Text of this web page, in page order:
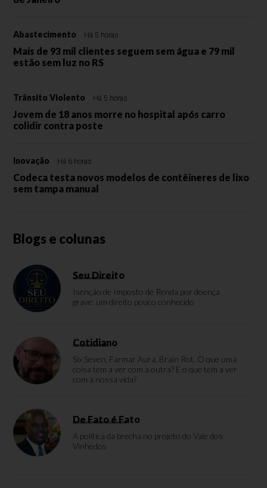
Abastecimento Há 5 horas
Mais de 93 mil clientes seguem sem água e 79 mil
estão sem luz no RS
Trânsito Violento Há 5 horas
Jovem de 18 anos morre no hospital após carro
colidir contra poste
Inovação Há 6 horas
Codeca testa novos modelos de contêineres de lixo
sem tampa manual
Blogs e colunas
Seu Direito
Isenção de Imposto de Renda por doença
grave: um direito pouco conhecido
Cotidiano
Six Seven, Farmar Aura, Brain Rot. O que uma
coisa tem a ver com a outra? E o que tem a ver
com a nossa vida?
De Fato é Fato
A política da brecha no projeto do Vale dos
Vinhedos